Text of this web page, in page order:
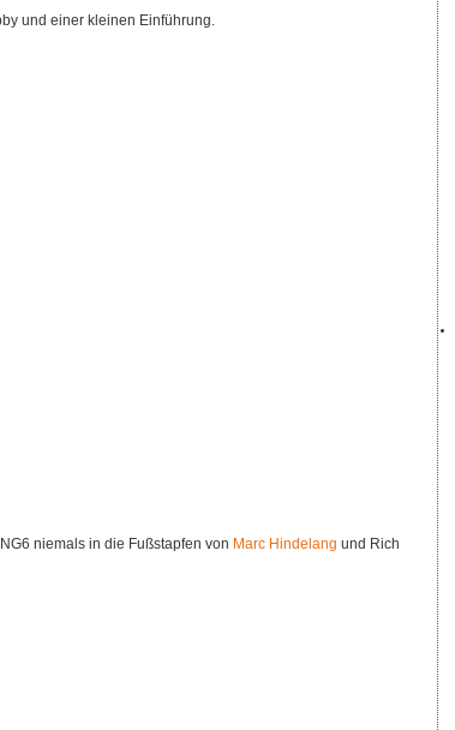
und einer kleinen Einführung.
niemals in die Fußstapfen von Marc Hindelang und Rich